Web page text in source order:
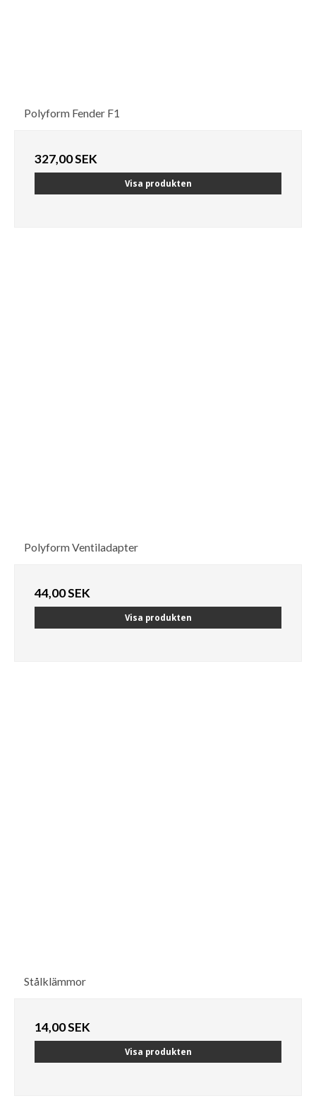
Polyform Fender F1
327,00 SEK
Visa produkten
Polyform Ventiladapter
44,00 SEK
Visa produkten
Stålklämmor
14,00 SEK
Visa produkten